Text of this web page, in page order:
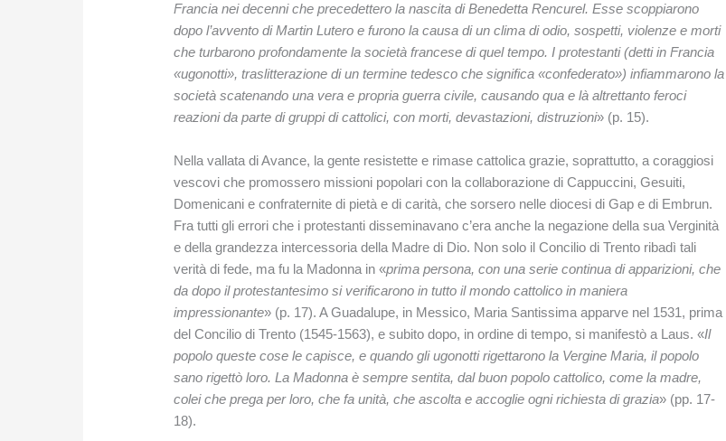
Francia nei decenni che precedettero la nascita di Benedetta Rencurel. Esse scoppiarono
dopo l’avvento di Martin Lutero e furono la causa di un clima di odio, sospetti, violenze e morti
che turbarono profondamente la società francese di quel tempo. I protestanti (detti in Francia
«ugonotti», traslitterazione di un termine tedesco che significa «confederato») infiammarono la
società scatenando una vera e propria guerra civile, causando qua e là altrettanto feroci
reazioni da parte di gruppi di cattolici, con morti, devastazioni, distruzioni» (p. 15).
Nella vallata di Avance, la gente resistette e rimase cattolica grazie, soprattutto, a coraggiosi
vescovi che promossero missioni popolari con la collaborazione di Cappuccini, Gesuiti,
Domenicani e confraternite di pietà e di carità, che sorsero nelle diocesi di Gap e di Embrun.
Fra tutti gli errori che i protestanti disseminavano c’era anche la negazione della sua Verginità
e della grandezza intercessoria della Madre di Dio. Non solo il Concilio di Trento ribadì tali
verità di fede, ma fu la Madonna in «prima persona, con una serie continua di apparizioni, che
da dopo il protestantesimo si verificarono in tutto il mondo cattolico in maniera
impressionante» (p. 17). A Guadalupe, in Messico, Maria Santissima apparve nel 1531, prima
del Concilio di Trento (1545-1563), e subito dopo, in ordine di tempo, si manifestò a Laus. «Il
popolo queste cose le capisce, e quando gli ugonotti rigettarono la Vergine Maria, il popolo
sano rigettò loro. La Madonna è sempre sentita, dal buon popolo cattolico, come la madre,
colei che prega per loro, che fa unità, che ascolta e accoglie ogni richiesta di grazia» (pp. 17-
18).